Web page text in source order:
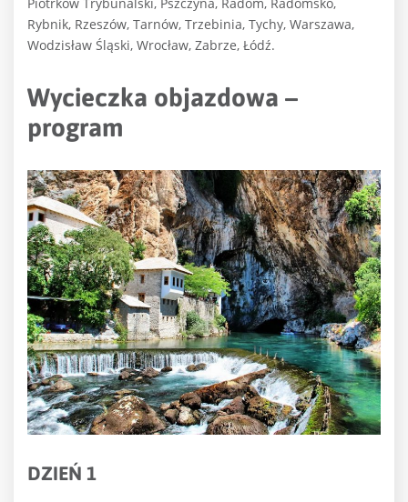
Rybnik, Rzeszów, Tarnów, Trzebinia, Tychy, Warszawa,
Wodzisław Śląski, Wrocław, Zabrze, Łódź.
Wycieczka objazdowa –
program
DZIEŃ 1